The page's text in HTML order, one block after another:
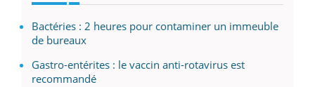
Bactéries : 2 heures pour contaminer un immeuble
de bureaux
Gastro-entérites : le vaccin anti-rotavirus est
recommandé